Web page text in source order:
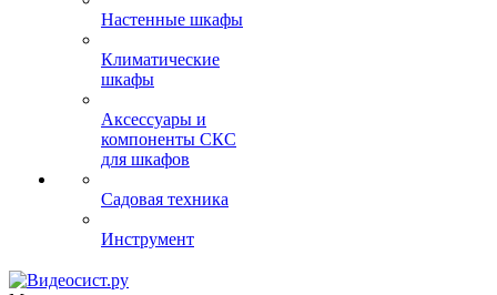
Настенные шкафы
Климатические
шкафы
Аксессуары и
компоненты СКС
для шкафов
Садовая техника
Инструмент